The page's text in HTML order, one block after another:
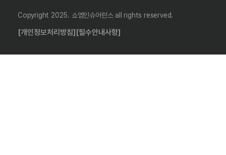
Copyright 2025. 쇼엠인슈어런스 all rights reserved.
[개인정보처리방침][필수안내사항]